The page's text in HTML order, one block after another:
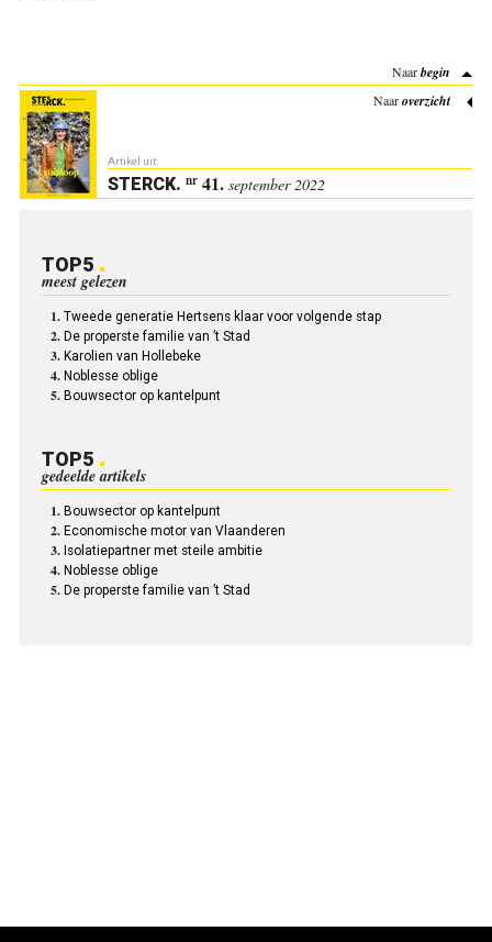
Naarbegin
Naaroverzicht
Artikel uit:
STERCK. nr41. september 2022
TOP5
meest gelezen
Tweede generatie Hertsens klaar voor volgende stap
De properste familie van ’t Stad
Karolien van Hollebeke
Noblesse oblige
Bouwsector op kantelpunt
TOP5
gedeelde artikels
Bouwsector op kantelpunt
Economische motor van Vlaanderen
Isolatiepartner met steile ambitie
Noblesse oblige
De properste familie van ’t Stad